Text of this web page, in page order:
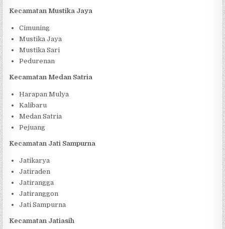
Kecamatan Mustika Jaya
Cimuning
Mustika Jaya
Mustika Sari
Pedurenan
Kecamatan Medan Satria
Harapan Mulya
Kalibaru
Medan Satria
Pejuang
Kecamatan Jati Sampurna
Jatikarya
Jatiraden
Jatirangga
Jatiranggon
Jati Sampurna
Kecamatan Jatiasih